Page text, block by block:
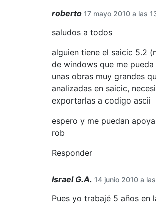
roberto 17 mayo 2010 a las
saludos a todos
alguien tiene el saicic 5.2
de windows que me
unas obras muy grandes
analizadas en saicic,
exportarlas a codigo ascii
espero y me puedan
rob
Responder
Israel G.A. 14 junio 2010 a
Pues yo trabajé 5 años en